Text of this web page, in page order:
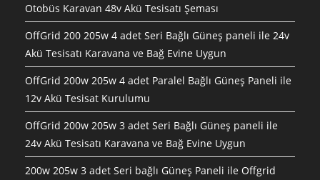
Otobüs Karavan 48v Akü Tesisatı Şeması
OffGrid 200 205w 4 adet Seri Bağlı Güneş paneli ile 24v
Akü Tesisatı Karavana ve Bağ Evine Uygun
OffGrid 200w 205w 4 adet Paralel Bağlı Güneş Paneli ile
12v Akü Tesisat Kurulumu
OffGrid 200w 205w 3 adet Seri Bağlı Güneş paneli ile
24v Akü Tesisatı Karavana ve Bağ Evine Uygun
200w 205w 3 adet Seri bağlı Güneş Paneli ile Offgrid